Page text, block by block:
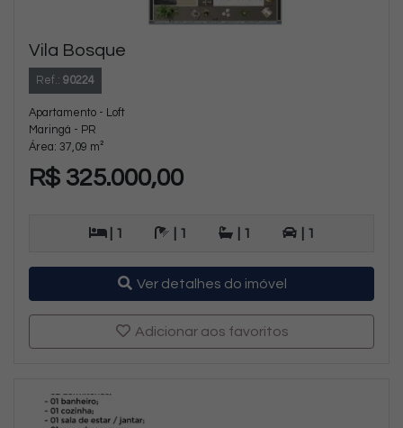
Vila Bosque
Ref.: 90224
Apartamento - Loft
Maringá - PR
Área: 37,09 m²
R$ 325.000,00
| 1 | 1 | 1 | 1
Ver detalhes do imóvel
Adicionar aos favoritos